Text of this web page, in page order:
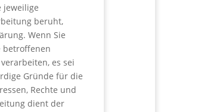
jeweilige
beruht,
Wenn Sie
betroffenen
es sei
Gründe für die
Rechte und
dient der